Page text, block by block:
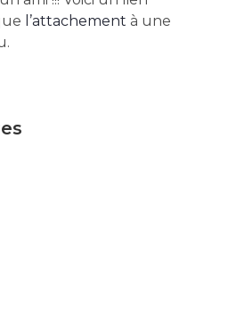
l’attachement à une